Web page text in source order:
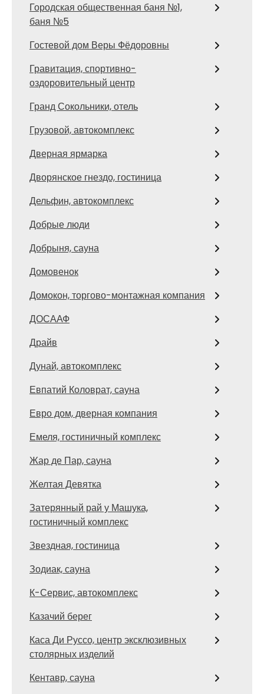
Городская общественная баня №1,
баня №5
Гостевой дом Веры Фёдоровны
Гравитация, спортивно-
оздоровительный центр
Гранд Сокольники, отель
Грузовой, автокомплекс
Дверная ярмарка
Дворянское гнездо, гостиница
Дельфин, автокомплекс
Добрые люди
Добрыня, сауна
Домовенок
Домокон, торгово-монтажная компания
ДОСААФ
Драйв
Дунай, автокомплекс
Евпатий Коловрат, сауна
Евро дом, дверная компания
Емеля, гостиничный комплекс
Жар де Пар, сауна
Желтая Девятка
Затерянный рай у Машука,
гостиничный комплекс
Звездная, гостиница
Зодиак, сауна
К-Сервис, автокомплекс
Казачий берег
Каса Ди Руссо, центр эксклюзивных
столярных изделий
Кентавр, сауна